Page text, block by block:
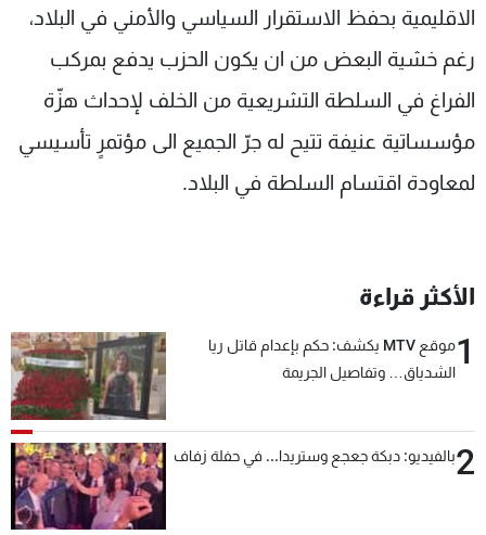
الاقليمية بحفظ الاستقرار السياسي والأمني في البلاد،
رغم خشية البعض من ان يكون الحزب يدفع بمركب
الفراغ في السلطة التشريعية من الخلف لإحداث هزّة
مؤسساتية عنيفة تتيح له جرّ الجميع الى مؤتمرٍ تأسيسي
لمعاودة اقتسام السلطة في البلاد.
الأكثر قراءة
1
موقع MTV يكشف: حكم بإعدام قاتل ريا
الشدياق… وتفاصيل الجريمة
2بالفيديو: دبكة جعجع وستريدا... في حفلة زفاف